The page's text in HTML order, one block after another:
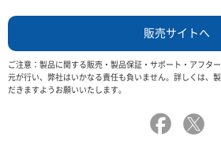
販売サイトへ
ご注意：製品に関する販売・製品保証・サポート・アフタ
元が行い、弊社はいかなる責任も負いません。詳しくは、
だきますようお願いいたします。